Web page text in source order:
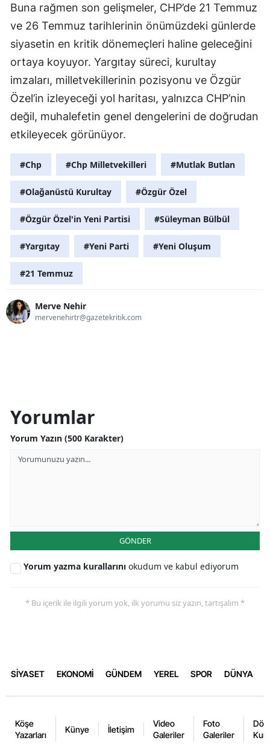
Buna rağmen son gelişmeler, CHP’de 21 Temmuz
ve 26 Temmuz tarihlerinin önümüzdeki günlerde
siyasetin en kritik dönemeçleri haline geleceğini
ortaya koyuyor. Yargıtay süreci, kurultay
imzaları, milletvekillerinin pozisyonu ve Özgür
Özel’in izleyeceği yol haritası, yalnızca CHP’nin
değil, muhalefetin genel dengelerini de doğrudan
etkileyecek görünüyor.
#Chp #Chp Milletvekilleri #Mutlak Butlan
#Olağanüstü Kurultay #Özgür Özel
#Özgür Özel'in Yeni Partisi #Süleyman Bülbül
#Yargıtay #Yeni Parti #Yeni Oluşum
#21 Temmuz
Merve Nehir
mervenehirtr@gazetekritik.com
Yorumlar
Yorum Yazın (500 Karakter)
GÖNDER
Yorum yazma kurallarını okudum ve kabul ediyorum
* Bu içerik ile ilgili yorum yok, ilk yorumu siz yazın, tartışalım *
SİYASET EKONOMİ GÜNDEM YEREL SPOR DÜNYA
Köşe
Yazarları
Künye İletişim
Video
Galeriler
Foto
Galeriler